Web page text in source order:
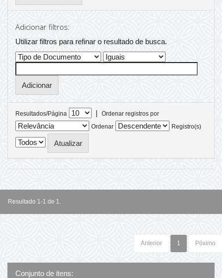
Adicionar filtros:
Utilizar filtros para refinar o resultado de busca.
Resultados/Página |
Ordenar registros por
Ordenar
Registro(s)
Resultado 1-1 de 1.
Anterior 1 Póximo
Conjunto de itens: